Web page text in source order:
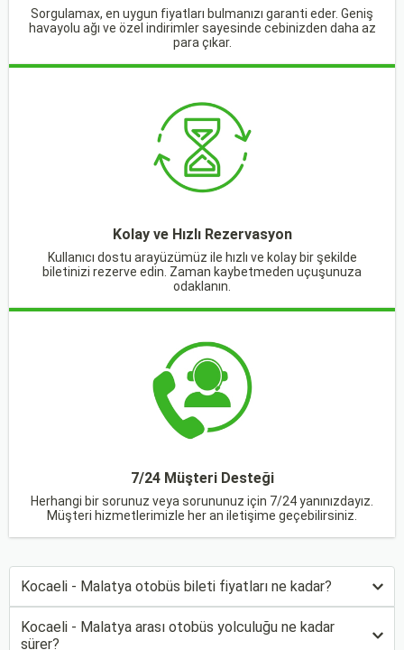
Sorgulamax, en uygun fiyatları bulmanızı garanti eder. Geniş
havayolu ağı ve özel indirimler sayesinde cebinizden daha az
para çıkar.
Kolay ve Hızlı Rezervasyon
Kullanıcı dostu arayüzümüz ile hızlı ve kolay bir şekilde
biletinizi rezerve edin. Zaman kaybetmeden uçuşunuza
odaklanın.
7/24 Müşteri Desteği
Herhangi bir sorunuz veya sorununuz için 7/24 yanınızdayız.
Müşteri hizmetlerimizle her an iletişime geçebilirsiniz.
Kocaeli - Malatya otobüs bileti fiyatları ne kadar?
Kocaeli - Malatya arası otobüs yolculuğu ne kadar
sürer?